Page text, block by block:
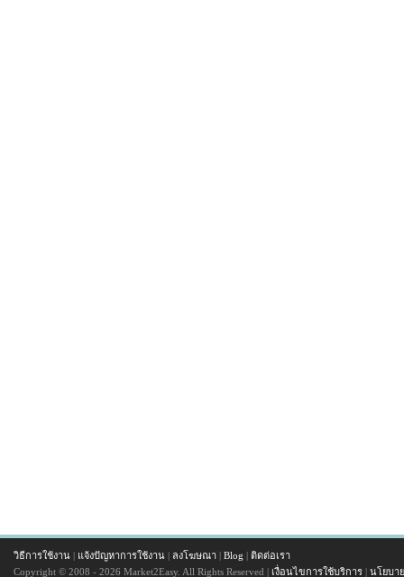
วิธีการใช้งาน | แจ้งปัญหาการใช้งาน | ลงโฆษณา | Blog | ติดต่อเรา
Copyright © 2008 - 2026 Market2Easy. All Rights Reserved | เงื่อนไขการใช้บริการ | นโยบา